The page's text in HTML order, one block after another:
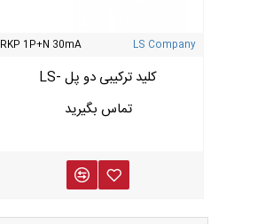
LS Company
RKP 1P+N 30mA
کلید ترکیبی دو پل -LS